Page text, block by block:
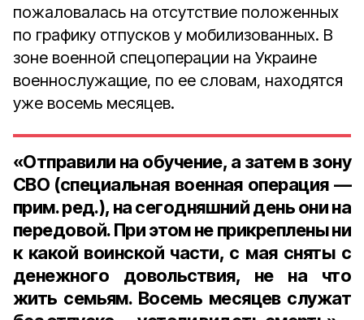
пожаловалась на отсутствие положенных
по графику отпусков у мобилизованных. В
зоне военной спецоперации на Украине
военнослужащие, по ее словам, находятся
уже восемь месяцев.
«Отправили на обучение, а затем в зону
СВО (специальная военная операция —
прим. ред.), на сегодняшний день они на
передовой. При этом не прикреплены ни
к какой воинской части, с мая сняты с
денежного довольствия, не на что
жить семьям. Восемь месяцев служат